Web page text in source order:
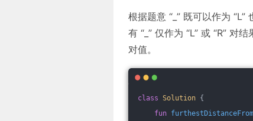
根据题意 “_” 既可以作为
有 “_” 仅作为 “L” 或 “R” 对
对值。
class Solution {
fun